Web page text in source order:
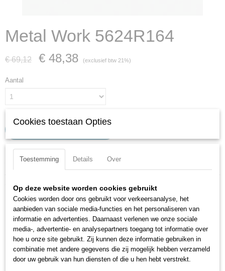
Metal Work 5624R164
€ 69,12 € 48,38 (exclusief btw 21%)
Aantal
IN WINKELWAGEN
Specificaties
5624R164
EAN code
8024986994421
Productcode leverancier
5624R164
Netto gewicht
0,54 Kg
Omschrijving
Reg SY2 1/2'' 012.
Meerdere regelbereiken mogelijk.
Metal Work
Aansluiting:1/2" BSPP
Regelbereik:0-12 bar
Cookies toestaan Opties
Toestemming Details Over
Op deze website worden cookies gebruikt
Cookies worden door ons gebruikt voor verkeersanalyse, het
aanbieden van sociale media-functies en het personaliseren van
informatie en advertenties. Daarnaast verlenen we onze sociale
media-, advertentie- en analysepartners toegang tot informatie over
hoe u onze site gebruikt. Zij kunnen deze informatie gebruiken in
combinatie met andere gegevens die zij mogelijk hebben verzameld
door uw gebruik van hun diensten of die u hen hebt verstrekt.